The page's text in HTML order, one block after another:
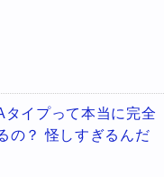
タイプって本当に完全
の？ 怪しすぎるんだ